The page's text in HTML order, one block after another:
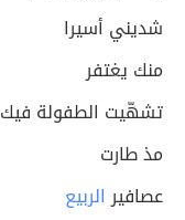
شديني أسيرا
منك يغتفر
تشهّيت الطفولة فيك
مذ طارت
عصافيرالربيع